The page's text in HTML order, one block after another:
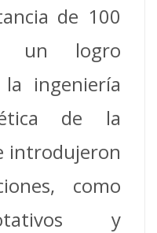
de 100
un logro
ingeniería
de la
introdujeron
como
y